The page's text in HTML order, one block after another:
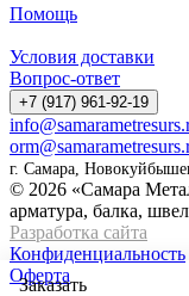
Заказать
Помощь
Условия доставки
Вопрос-ответ
+7 (917) 961-92-19
г. Самара,
© 2026 «Самара
арматура, балка,
Разработка сайта
Конфиденциальность
Оферта